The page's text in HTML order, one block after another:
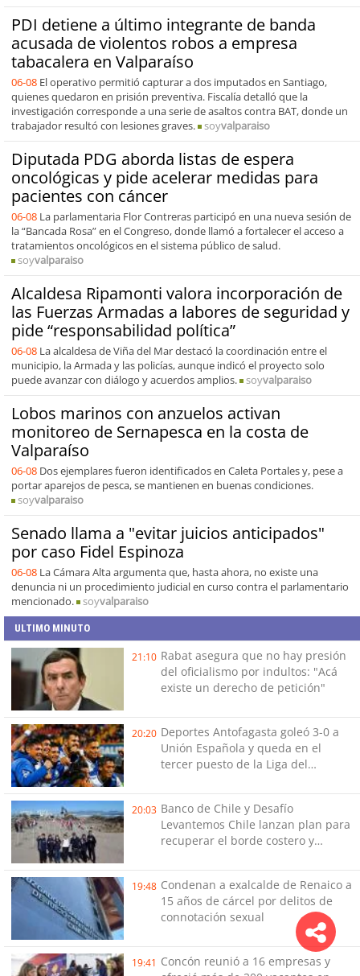
PDI detiene a último integrante de banda
acusada de violentos robos a empresa
tabacalera en Valparaíso
06-08 El operativo permitió capturar a dos imputados en Santiago,
quienes quedaron en prisión preventiva. Fiscalía detalló que la
investigación corresponde a una serie de asaltos contra BAT, donde un
trabajador resultó con lesiones graves.
soyvalparaiso
Diputada PDG aborda listas de espera
oncológicas y pide acelerar medidas para
pacientes con cáncer
06-08 La parlamentaria Flor Contreras participó en una nueva sesión de
la “Bancada Rosa” en el Congreso, donde llamó a fortalecer el acceso a
tratamientos oncológicos en el sistema público de salud.
soyvalparaiso
Alcaldesa Ripamonti valora incorporación de
las Fuerzas Armadas a labores de seguridad y
pide “responsabilidad política”
06-08 La alcaldesa de Viña del Mar destacó la coordinación entre el
municipio, la Armada y las policías, aunque indicó el proyecto solo
puede avanzar con diálogo y acuerdos amplios.
soyvalparaiso
Lobos marinos con anzuelos activan
monitoreo de Sernapesca en la costa de
Valparaíso
06-08 Dos ejemplares fueron identificados en Caleta Portales y, pese a
portar aparejos de pesca, se mantienen en buenas condiciones.
soyvalparaiso
Senado llama a "evitar juicios anticipados"
por caso Fidel Espinoza
06-08 La Cámara Alta argumenta que, hasta ahora, no existe una
denuncia ni un procedimiento judicial en curso contra el parlamentario
mencionado.
soyvalparaiso
ULTIMO MINUTO
21:10 Rabat asegura que no hay presión
del oficialismo por indultos: "Acá
existe un derecho de petición"
20:20 Deportes Antofagasta goleó 3-0 a
Unión Española y queda en el
tercer puesto de la Liga del
20:03 Banco de Chile y Desafío
Levantemos Chile lanzan plan para
recuperar el borde costero y
Región de Coquimbo
19:48 Condenan a exalcalde de Renaico a
15 años de cárcel por delitos de
connotación sexual
19:41 Concón reunió a 16 empresas y